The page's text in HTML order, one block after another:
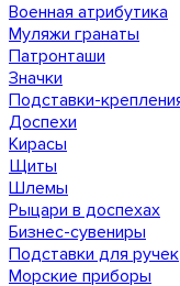
Военная атрибутика
Муляжи гранаты
Патронташи
Значки
Подставки-
Доспехи
Кирасы
Щиты
Шлемы
Рыцари в доспехах
Бизнес-сувениры
Подставки для ручек
Морские приборы